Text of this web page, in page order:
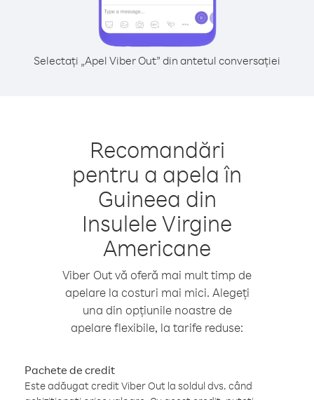
Selectați „Apel Viber Out” din antetul conversației
Recomandări
pentru a apela în
Guineea din
Insulele Virgine
Americane
Viber Out vă oferă mai mult timp de
apelare la costuri mai mici. Alegeți
una din opțiunile noastre de
apelare flexibile, la tarife reduse:
Pachete de credit
Este adăugat credit Viber Out la soldul dvs. când